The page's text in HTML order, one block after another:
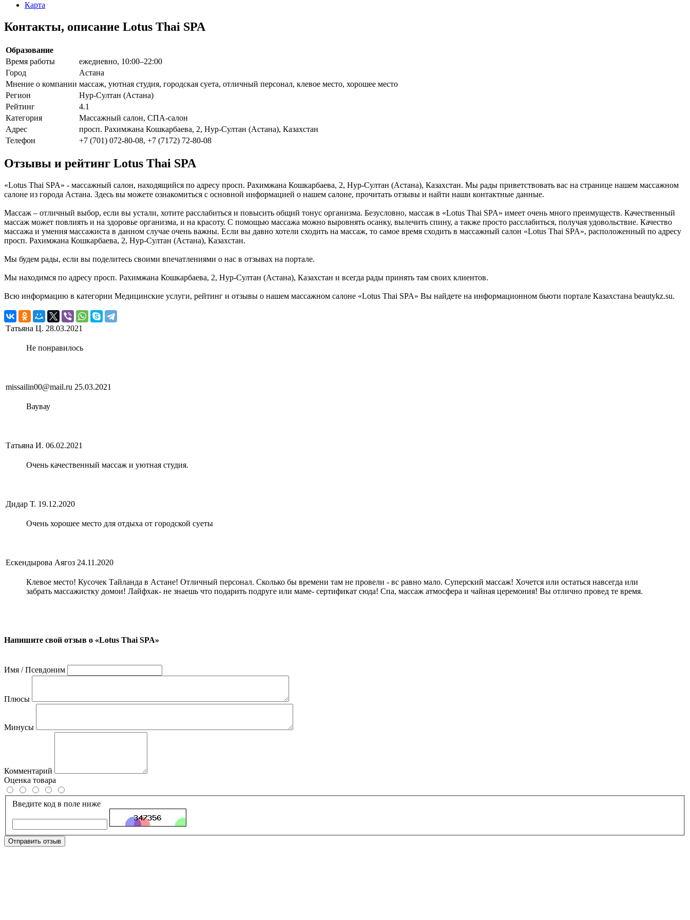
Карта
Контакты, описание Lotus Thai SPA
Образование
Время работы
ежедневно, 10:00–22:00
Город
Астана
Мнение о компании массаж, уютная студия, городская суета, отличный персонал, клевое место, хорошее место
Регион
Нур-Султан (Астана)
Рейтинг
4.1
Категория
Массажный салон, СПА-салон
Адрес
просп. Рахимжана Кошкарбаева, 2, Нур-Султан (Астана), Казахстан
Телефон
+7 (701) 072-80-08, +7 (7172) 72-80-08
Отзывы и рейтинг Lotus Thai SPA
«Lotus Thai SPA» - массажный салон, находящийся по адресу просп. Рахимжана Кошкарбаева, 2, Нур-Султан (Астана), Казахстан. Мы рады приветствовать вас на странице нашем массажном
салоне из города Астана. Здесь вы можете ознакомиться с основной информацией о нашем салоне, прочитать отзывы и найти наши контактные данные.
Массаж – отличный выбор, если вы устали, хотите расслабиться и повысить общий тонус организма. Безусловно, массаж в «Lotus Thai SPA» имеет очень много преимуществ. Качественный
массаж может повлиять и на здоровье организма, и на красоту. С помощью массажа можно выровнять осанку, вылечить спину, а также просто расслабиться, получая удовольствие. Качество
массажа и умения массажиста в данном случае очень важны. Если вы давно хотели сходить на массаж, то самое время сходить в массажный салон «Lotus Thai SPA», расположенный по адресу
просп. Рахимжана Кошкарбаева, 2, Нур-Султан (Астана), Казахстан.
Мы будем рады, если вы поделитесь своими впечатлениями о нас в отзывах на портале.
Мы находимся по адресу просп. Рахимжана Кошкарбаева, 2, Нур-Султан (Астана), Казахстан и всегда рады принять там своих клиентов.
Всю информацию в категории Медицинские услуги, рейтинг и отзывы о нашем массажном салоне «Lotus Thai SPA» Вы найдете на информационном бьюти портале Казахстана beautykz.su.
Татьяна Ц. 28.03.2021
Не понравилось
missailin00@mail.ru 25.03.2021
Ваувау
Татьяна И. 06.02.2021
Очень качественный массаж и уютная студия.
Дидар Т. 19.12.2020
Очень хорошее место для отдыха от городской суеты
Ескендырова Аягоз 24.11.2020
Клевое место! Кусочек Тайланда в Астане! Отличный персонал. Сколько бы времени там не провели - вс равно мало. Суперский массаж! Хочется или остаться навсегда или
забрать массажистку домои! Лайфхак- не знаешь что подарить подруге или маме- сертификат сюда! Спа, массаж атмосфера и чайная церемония! Вы отлично провед те время.
Напишите свой отзыв о «Lotus Thai SPA»
Имя / Псевдоним
Плюсы
Минусы
Комментарий
Оценка товара
Введите код в поле ниже
Отправить отзыв